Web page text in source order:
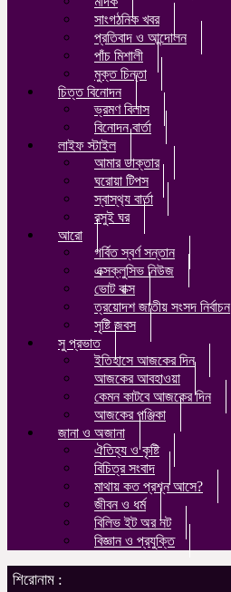
সাংগঠনিক খবর
প্রতিবাদ ও আন্দোলন
পাঁচ মিশালী
মুক্ত চিন্তা
চিত্ত বিনোদন
ভ্রমণ বিলাস
বিনোদন বার্তা
লাইফ স্টাইল
আমার ডাক্তার
ঘরোয়া টিপস
স্বাস্থ‍্য বার্তা
রসুই ঘর
আরো
গর্বিত স্বর্ণ সন্তান
এক্সক্লুসিভ নিউজ
ভোট বাক্স
ত্রয়োদশ জাতীয় সংসদ নির্বাচন
সৃষ্টি জবস
সু প্রভাত
ইতিহাসে আজকের দিন
আজকের আবহাওয়া
কেমন কাটবে আজকের দিন
আজকের পঞ্জিকা
জানা ও অজানা
ঐতিহ্য ও কৃষ্টি
বিচিত্র সংবাদ
মাথায় কত প্রশ্ন আসে?
জীবন ও ধর্ম
বিলিভ ইট অর নট
বিজ্ঞান ও প্রযুক্তি
শিরোনাম :